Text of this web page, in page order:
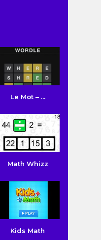
Le Mot – ...
Math Whizz
Kids Math